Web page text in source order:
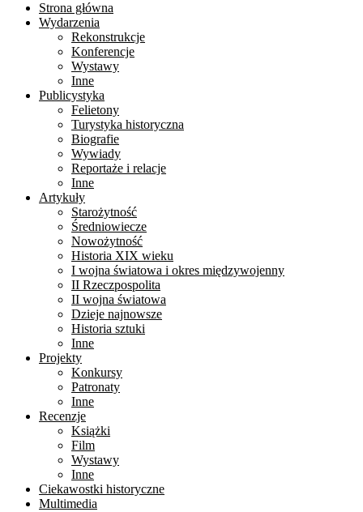
Strona główna
Wydarzenia
Rekonstrukcje
Konferencje
Wystawy
Inne
Publicystyka
Felietony
Turystyka historyczna
Biografie
Wywiady
Reportaże i relacje
Inne
Artykuły
Starożytność
Średniowiecze
Nowożytność
Historia XIX wieku
I wojna światowa i okres międzywojenny
II Rzeczpospolita
II wojna światowa
Dzieje najnowsze
Historia sztuki
Inne
Projekty
Konkursy
Patronaty
Inne
Recenzje
Książki
Film
Wystawy
Inne
Ciekawostki historyczne
Multimedia